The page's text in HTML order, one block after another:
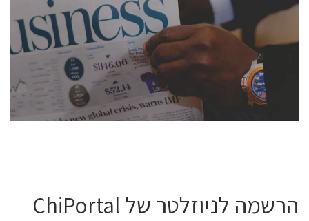
conference is intended for everyone involved in the
semiconductor industry, including engineers,
professional experts, and senior executives.
לחץ לפרטים
הרשמה לניוזלטר של ChiPortal